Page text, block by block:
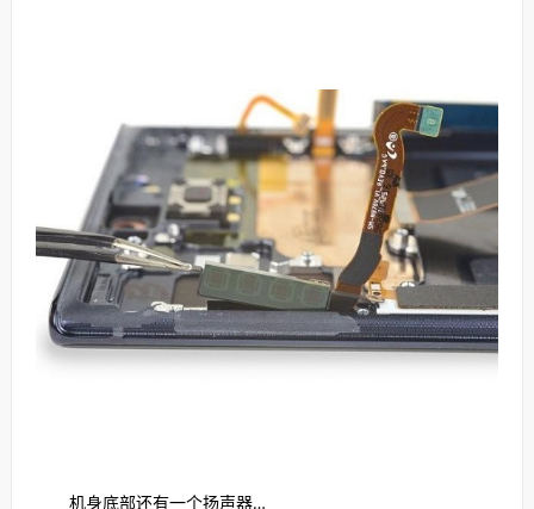
机身底部还有一个扬声器…